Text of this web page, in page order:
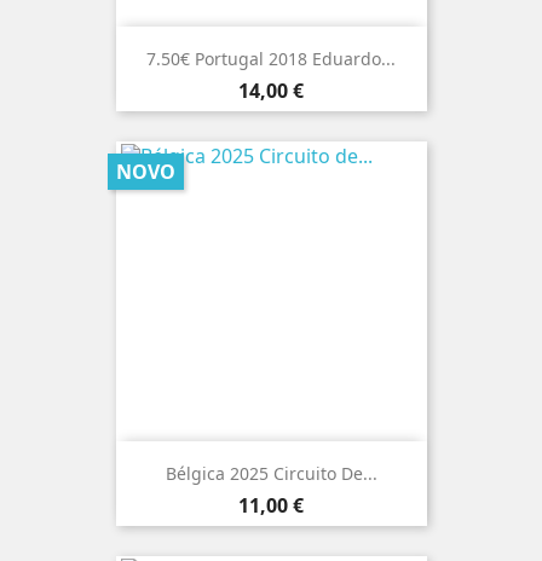
7.50€ Portugal 2018 Eduardo...
Preço
14,00 €
Bélgica 2025 Circuito De...
Preço
11,00 €
NOVO